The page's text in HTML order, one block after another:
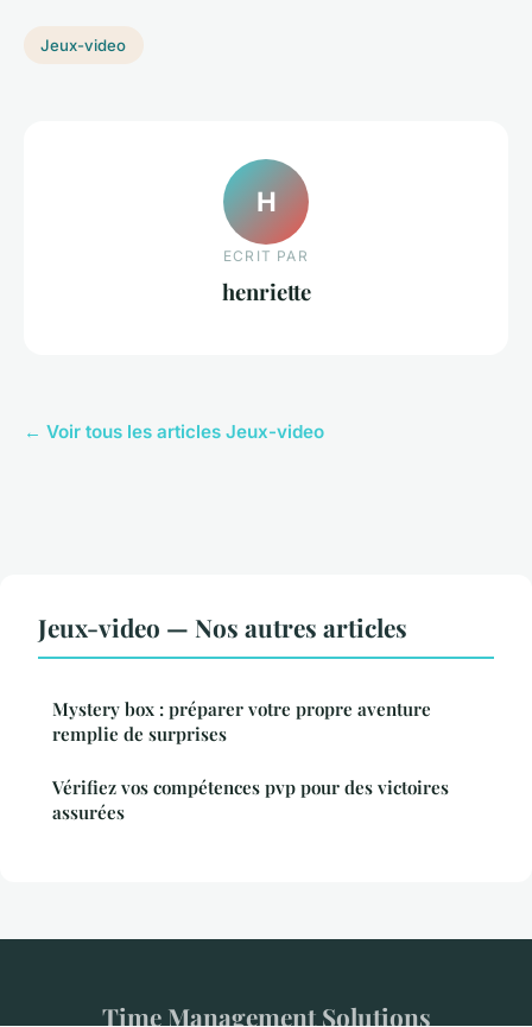
Jeux-video
H
ECRIT PAR
henriette
← Voir tous les articles Jeux-video
Jeux-video — Nos autres articles
Mystery box : préparer votre propre aventure
remplie de surprises
Vérifiez vos compétences pvp pour des victoires
assurées
Time Management Solutions